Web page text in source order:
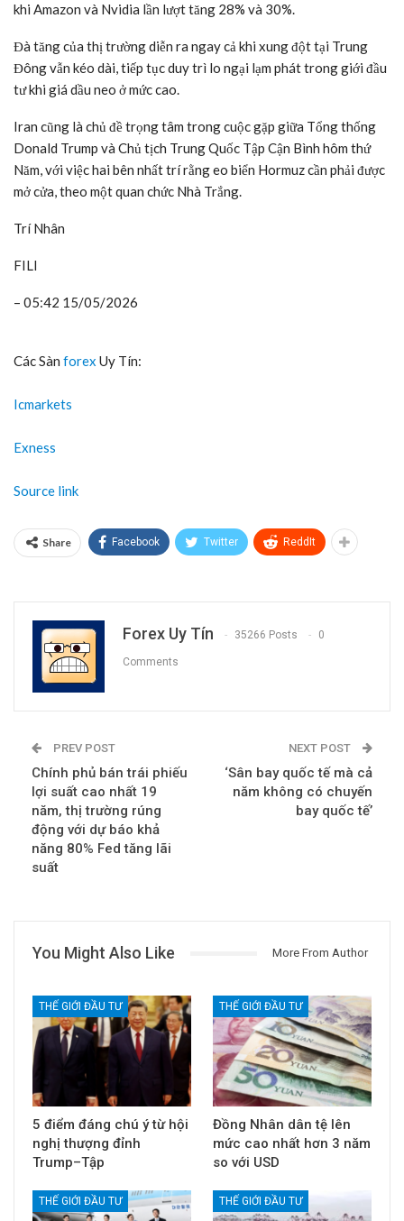
khi Amazon và Nvidia lần lượt tăng 28% và 30%.
Đà tăng của thị trường diễn ra ngay cả khi xung đột tại Trung
Đông vẫn kéo dài, tiếp tục duy trì lo ngại lạm phát trong giới đầu
tư khi giá dầu neo ở mức cao.
Iran cũng là chủ đề trọng tâm trong cuộc gặp giữa Tổng thống
Donald Trump và Chủ tịch Trung Quốc Tập Cận Bình hôm thứ
Năm, với việc hai bên nhất trí rằng eo biển Hormuz cần phải được
mở cửa, theo một quan chức Nhà Trắng.
Trí Nhân
FILI
– 05:42 15/05/2026
Các Sàn forex Uy Tín:
Icmarkets
Exness
Source link
Share Facebook Twitter ReddIt
Forex Uy Tín 35266 Posts 0
Comments
PREV POST
Chính phủ bán trái phiếu
lợi suất cao nhất 19
năm, thị trường rúng
động với dự báo khả
năng 80% Fed tăng lãi
suất
NEXT POST
‘Sân bay quốc tế mà cả
năm không có chuyến
bay quốc tế’
You Might Also Like More From Author
THẾ GIỚI ĐẦU TƯ
5 điểm đáng chú ý từ hội
nghị thượng đỉnh
Trump–Tập
THẾ GIỚI ĐẦU TƯ
Đồng Nhân dân tệ lên
mức cao nhất hơn 3 năm
so với USD
THẾ GIỚI ĐẦU TƯ THẾ GIỚI ĐẦU TƯ